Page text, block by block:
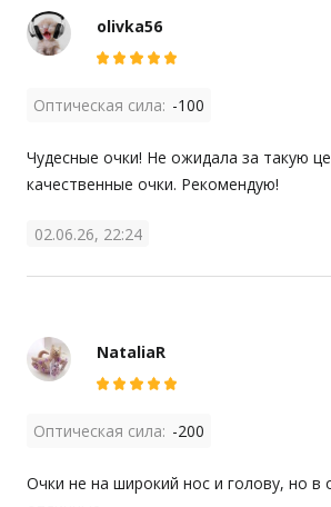
olivka56
Оптическая сила: -100
Чудесные очки! Не ожидала за такую
качественные очки. Рекомендую!
02.06.26, 22:24
NataliaR
Оптическая сила: -200
Очки не на широкий нос и голову, но в